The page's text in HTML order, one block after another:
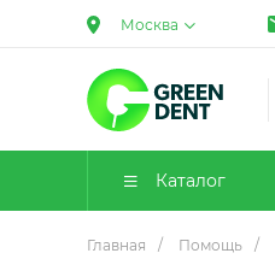
Москва
Каталог
Главная / Помощь /